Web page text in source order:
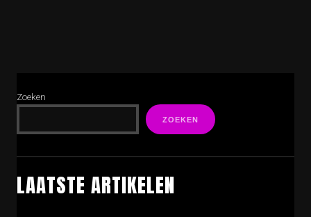
Zoeken
ZOEKEN
LAATSTE ARTIKELEN